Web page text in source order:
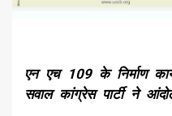
एन एच 109 के निर्माण
सवाल कांग्रेस पार्टी ने